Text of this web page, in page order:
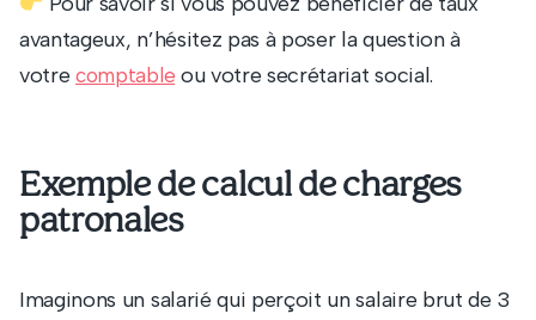
avantageux, n’hésitez pas à poser la question à
votrecomptable ou votre secrétariat social.
Exemple de calcul de charges
patronales
Imaginons un salarié qui perçoit un salaire brut de 3